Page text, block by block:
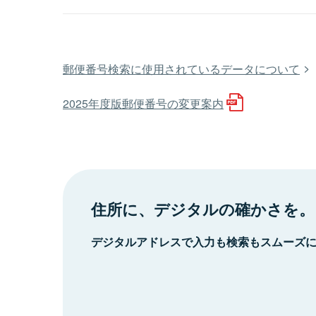
郵便番号検索に使用されているデータについて
2025年度版郵便番号の変更案内
住所に、デジタルの確かさを。
デジタルアドレスで入力も検索もスムーズ